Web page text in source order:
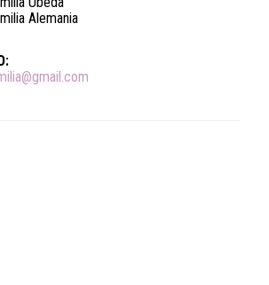
Alemania